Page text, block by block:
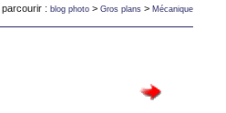
parcourir : blog photo > Gros plans > Mécanique